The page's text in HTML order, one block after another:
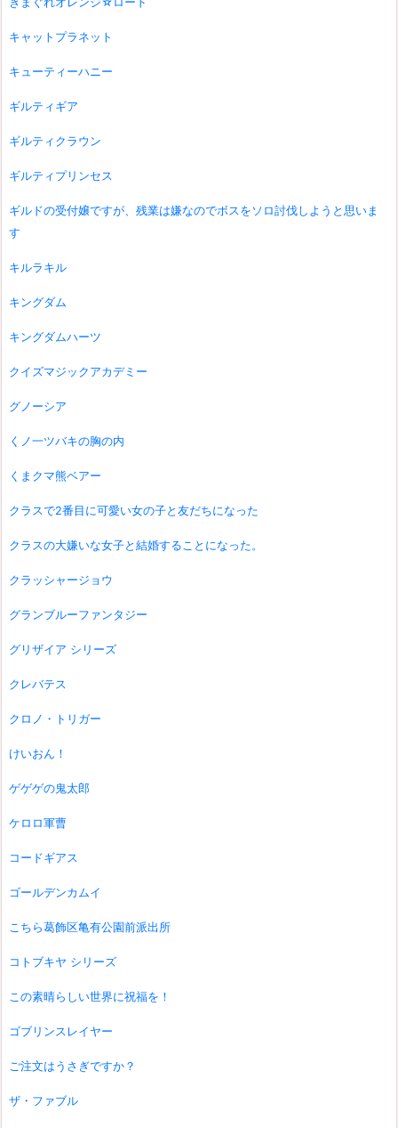
キャットプラネット
キューティーハニー
ギルティギア
ギルティクラウン
ギルティプリンセス
ギルドの受付嬢ですが、残業は嫌なのでボスをソロ討伐しようと思いま
す
キルラキル
キングダム
キングダムハーツ
クイズマジックアカデミー
グノーシア
くノ一ツバキの胸の内
くまクマ熊ベアー
クラスで2番目に可愛い女の子と友だちになった
クラスの大嫌いな女子と結婚することになった。
クラッシャージョウ
グランブルーファンタジー
グリザイア シリーズ
クレバテス
クロノ・トリガー
けいおん！
ゲゲゲの鬼太郎
ケロロ軍曹
コードギアス
ゴールデンカムイ
こちら葛飾区亀有公園前派出所
コトブキヤ シリーズ
この素晴らしい世界に祝福を！
ゴブリンスレイヤー
ご注文はうさぎですか？
ザ・ファブル